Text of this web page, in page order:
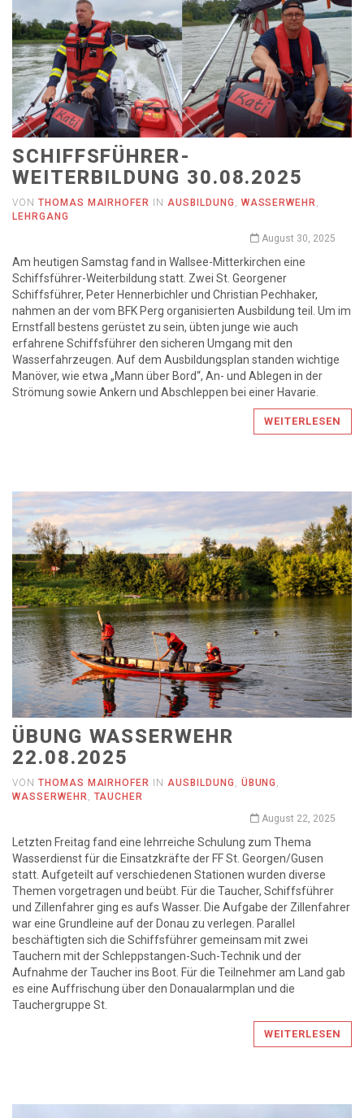
SCHIFFSFÜHRER-
WEITERBILDUNG 30.08.2025
VON THOMAS MAIRHOFER IN AUSBILDUNG WASSERWEHR
LEHRGANG
August 30, 2025
Am heutigen Samstag fand in Wallsee-Mitterkirchen eine
Schiffsführer-Weiterbildung statt. Zwei St. Georgener
Schiffsführer, Peter Hennerbichler und Christian Pechhaker,
nahmen an der vom BFK Perg organisierten Ausbildung teil. Um im
Ernstfall bestens gerüstet zu sein, übten junge wie auch
erfahrene Schiffsführer den sicheren Umgang mit den
Wasserfahrzeugen. Auf dem Ausbildungsplan standen wichtige
Manöver, wie etwa „Mann über Bord“, An- und Ablegen in der
Strömung sowie Ankern und Abschleppen bei einer Havarie.
WEITERLESEN
ÜBUNG WASSERWEHR
22.08.2025
VON THOMAS MAIRHOFER INAUSBILDUNG , ÜBUNG ,
WASSERWEHR, TAUCHER
August 22, 2025
Letzten Freitag fand eine lehrreiche Schulung zum Thema
Wasserdienst für die Einsatzkräfte der FF St. Georgen/Gusen
statt. Aufgeteilt auf verschiedenen Stationen wurden diverse
Themen vorgetragen und beübt. Für die Taucher, Schiffsführer
und Zillenfahrer ging es aufs Wasser. Die Aufgabe der Zillenfahrer
war eine Grundleine auf der Donau zu verlegen. Parallel
beschäftigten sich die Schiffsführer gemeinsam mit zwei
Tauchern mit der Schleppstangen-Such-Technik und der
Aufnahme der Taucher ins Boot. Für die Teilnehmer am Land gab
es eine Auffrischung über den Donaualarmplan und die
Tauchergruppe St.
WEITERLESEN